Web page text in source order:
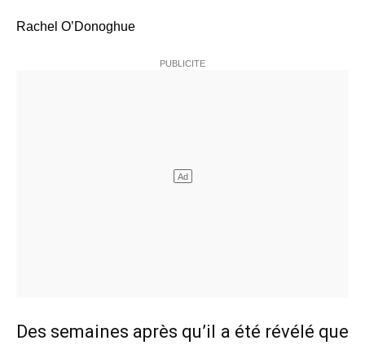
Rachel O’Donoghue
Des semaines après qu’il a été révélé que